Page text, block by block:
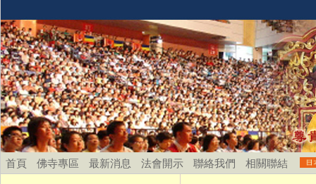
首頁 佛寺專區 最新消息 法會開示 聯絡我們 相關聯結